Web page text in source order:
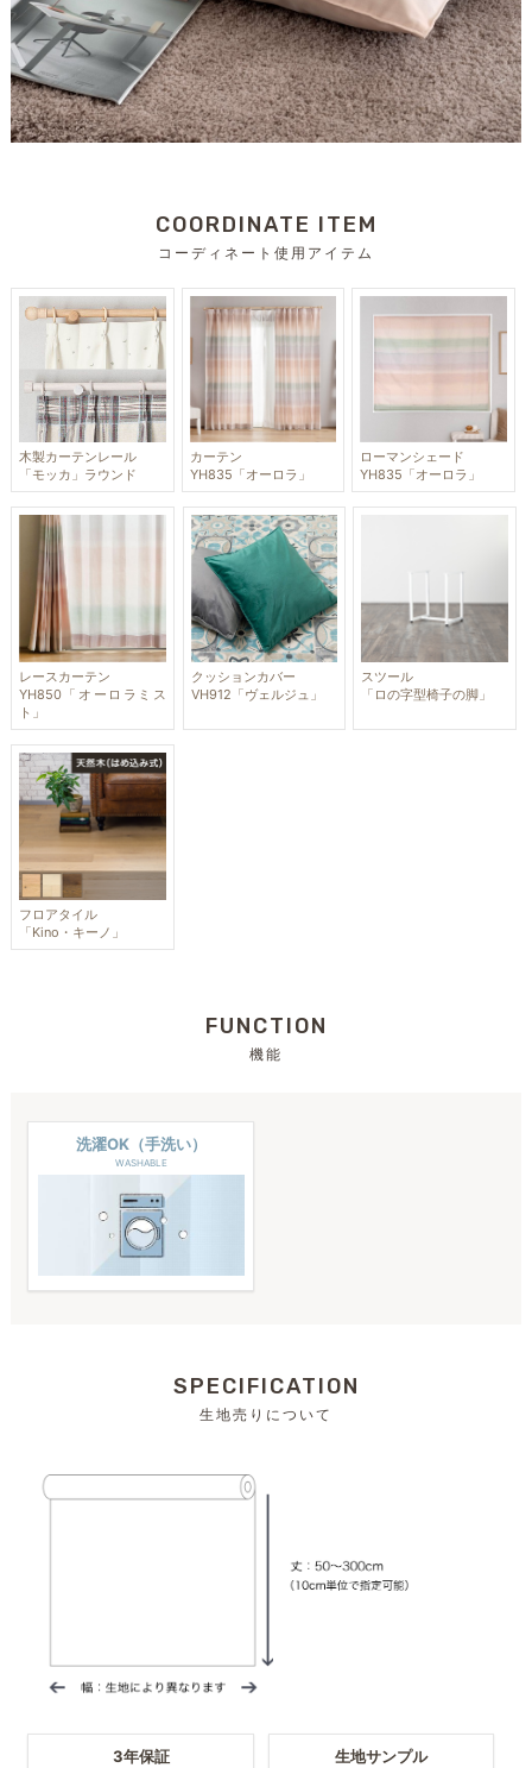
COORDINATE ITEM
コーディネート使用アイテム
木製カーテンレール
「モッカ」ラウンド
カーテン
YH835「オーロラ」
ローマンシェード
YH835「オーロラ」
レースカーテン
YH850「オーロラミス
ト」
クッションカバー
VH912「ヴェルジュ」
スツール
「ロの字型椅子の脚」
フロアタイル
「Kino・キーノ」
FUNCTION
機能
洗濯OK（手洗い）
WASHABLE
SPECIFICATION
生地売りについて
3年保証 生地サンプル